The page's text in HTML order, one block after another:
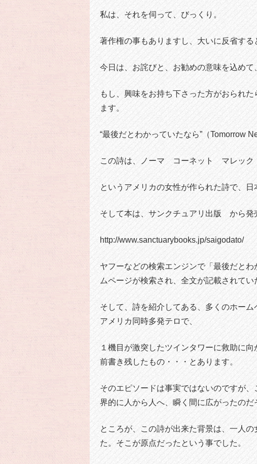
私は、それを伺って、びっくり。
著作権の事もありますし、大いに反省す
今日は、お詫びと、お勧めの意味を込めて
もし、興味をお持ち下さった方がおられ
ます。
“最後だとわかっていたなら”（Tomorrow
この詩は、ノーマ コーネット マレック
というアメリカの女性が作られた詩で、
そして本は、サンクチュアリ出版 から発
http://www.sanctuarybooks.jp/saigodato/
ヤフーなどの検索エンジンで「最後だと
ムページが検索され、全文が記載されてい
そして、詩を紹介してある、多くのホー
アメリカ同時多発テロで、
１機目が激突したツインタワーに救助に
前書き残したもの・・・とあります。
そのエピソードは事実ではないのですが
界的に人から人へ、瞬く間に広がったのだ
ところが、この詩が出来た背景は、一人
た。そこが原点だったという事でした。